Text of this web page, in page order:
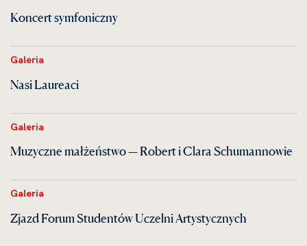
Koncert symfoniczny
Galeria
Nasi Laureaci
Galeria
Muzyczne małżeństwo — Robert i Clara Schumannowie
Galeria
Zjazd Forum Studentów Uczelni Artystycznych